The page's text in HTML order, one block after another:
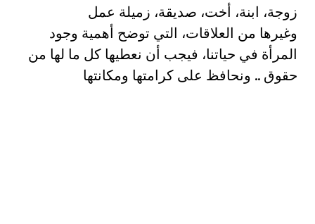
زوجة، ابنة، أخت، صديقة، زميلة عمل
وغيرها من العلاقات، التي توضح أهمية وجود
المرأة في حياتنا، فيجب أن نعطيها كل ما لها من
حقوق .. ونحافظ على كرامتها ومكانتها